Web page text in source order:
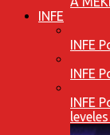
INFE
INFE
INFE
INFE